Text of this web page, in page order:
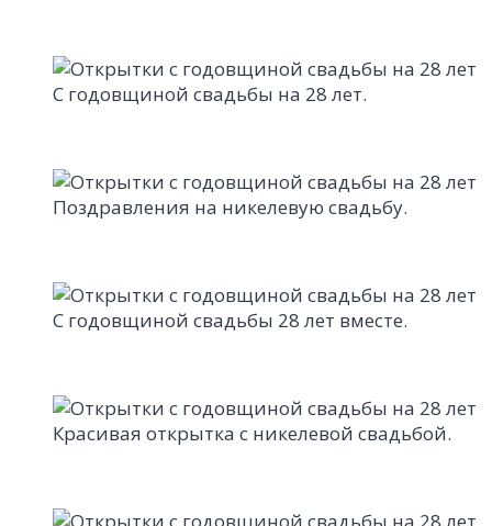
С годовщиной свадьбы на 28 лет.
Поздравления на никелевую свадьбу.
С годовщиной свадьбы 28 лет вместе.
Красивая открытка с никелевой свадьбой.